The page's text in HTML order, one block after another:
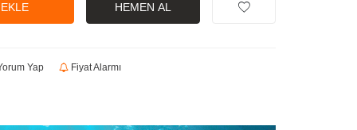
HEMEN AL
Yap Fiyat Alarmı